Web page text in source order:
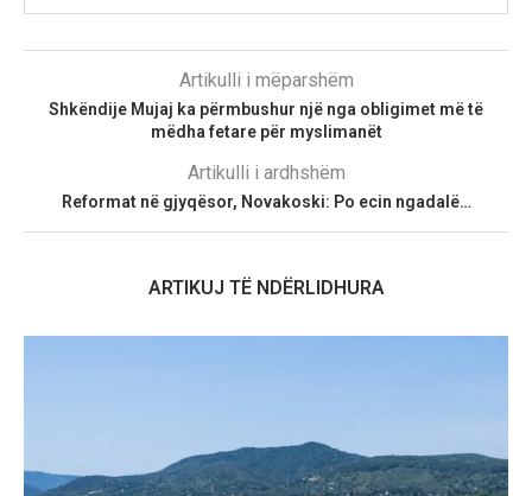
Artikulli i mëparshëm
Shkëndije Mujaj ka përmbushur një nga obligimet më të
mëdha fetare për myslimanët
Artikulli i ardhshëm
Reformat në gjyqësor, Novakoski: Po ecin ngadalë…
ARTIKUJ TË NDËRLIDHURA